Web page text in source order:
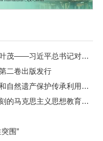
让中朝传统友谊之树更加根深叶茂——习近平总书记对朝鲜进行国事访问纪实
二卷出版发行
在习近平文化思想引领下文化和自然遗产保护传承利用工作开创新局面
伟大征程丨延安整风：一次深刻的马克思主义思想教育运动
围”